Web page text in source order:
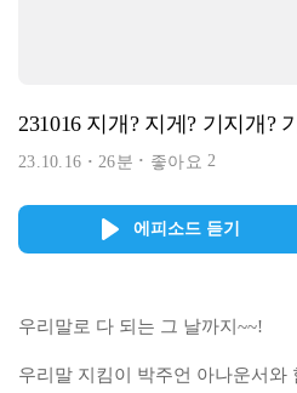
231016 지개? 지게? 기지개?
23.10.16 26분 좋아요2
에피소드 듣기
우리말로 다 되는 그 날까지~~!
우리말 지킴이 박주언 아나운서와